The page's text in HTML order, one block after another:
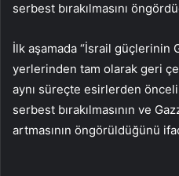
serbest bırakılmasını
İlk aşamada “İsrail güçlerinin
yerlerinden tam olarak geri
aynı süreçte esirlerden
serbest bırakılmasının ve
artmasının öngörüldüğünü